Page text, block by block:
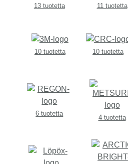
13 tuotetta 11 tuotetta
10 tuotetta
10 tuotetta
6 tuotetta
4 tuotetta